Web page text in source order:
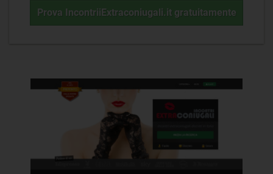
Prova IncontriiExtraconiugali.it gratuitamente